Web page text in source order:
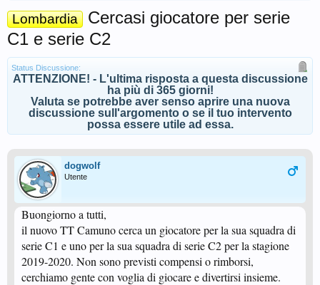
Lombardia
Cercasi giocatore per serie
C1 e serie C2
Status Discussione:
ATTENZIONE! - L'ultima risposta a questa discussione
ha più di 365 giorni!
Valuta se potrebbe aver senso aprire una nuova
discussione sull'argomento o se il tuo intervento
possa essere utile ad essa.
dogwolf
Utente
Buongiorno a tutti,
il nuovo TT Camuno cerca un giocatore per la sua squadra di
serie C1 e uno per la sua squadra di serie C2 per la stagione
2019-2020. Non sono previsti compensi o rimborsi,
cerchiamo gente con voglia di giocare e divertirsi insieme.